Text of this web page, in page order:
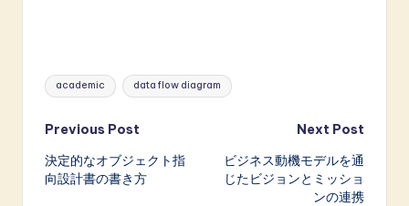
Tags:
academic data flow diagram
Post
navigation
Previous Post
決定的なオブジェクト指
向設計書の書き方
Next Post
ビジネス動機モデルを通
じたビジョンとミッショ
ンの連携